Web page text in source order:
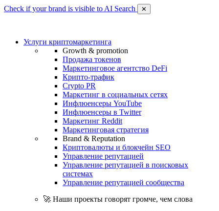
Check if your brand is visible to AI Search ✕
Услуги криптомаркетинга
Growth & promotion
Продажа токенов
Маркетинговое агентство DeFi
Крипто-трафик
Crypto PR
Маркетинг в социальных сетях
Инфлюенсеры YouTube
Инфлюенсеры в Twitter
Маркетинг Reddit
Маркетинговая стратегия
Brand & Reputation
Криптовалюты и блокчейн SEO
Управление репутацией
Управление репутацией в поисковых
системах
Управление репутацией сообщества
🚀 Наши проекты говорят громче, чем слова